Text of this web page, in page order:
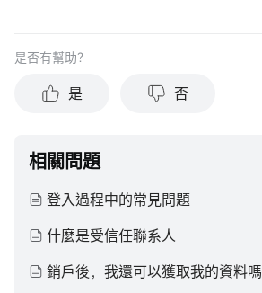
是否有幫助？
是 否
相關問題
登入過程中的常見問題
什麼是受信任聯系人
銷戶後，我還可以獲取我的資料嗎